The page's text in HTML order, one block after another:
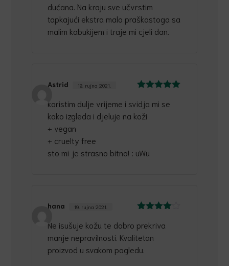
dućana. Na kraju sve učvrstim
tapkajući ekstra malo praškastoga sa
malim kabukijem i traje mi cjeli dan.
od 5
Astrid 19. rujna 2021.
koristim dulje vrijeme i svidja mi se
kako izgleda i djeluje na koži
+ vegan
+ cruelty free
sto mi je strasno bitno! : uWu
4od 5
hana 19. rujna 2021.
Ne isušuje kožu te dobro prekriva
manje nepravilnosti. Kvalitetan
proizvod u svakom pogledu.